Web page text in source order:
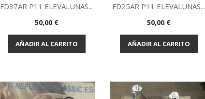
Vista rápida
FD37AR P11 ELEVALUNAS...
Precio
50,00 €
AÑADIR AL CARRITO
Vista rápida
FD25AR P11 ELEVALUNAS...
Precio
50,00 €
AÑADIR AL CARRITO